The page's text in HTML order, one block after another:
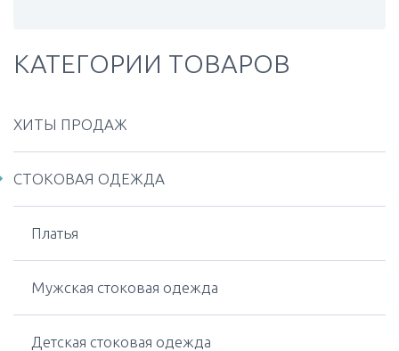
КАТЕГОРИИ ТОВАРОВ
ХИТЫ ПРОДАЖ
СТОКОВАЯ ОДЕЖДА
Платья
Мужская стоковая одежда
Детская стоковая одежда